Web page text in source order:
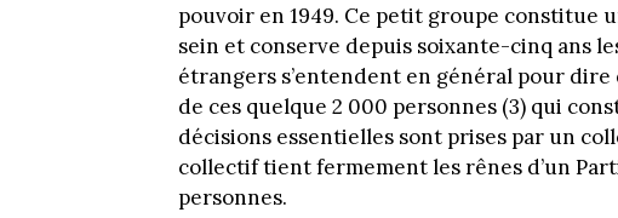
pouvoir en 1949. Ce petit groupe constitue
sein et conserve depuis soixante-cinq ans
étrangers s’entendent en général pour dire
de ces quelque 2 000 personnes (3) qui
décisions essentielles sont prises par un
collectif tient fermement les rênes d’un
personnes.